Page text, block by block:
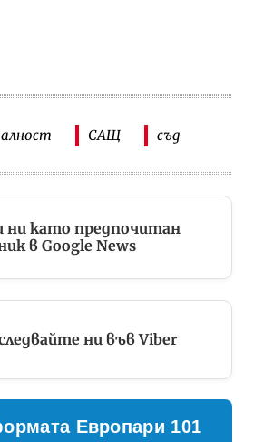
САЩ съд
ни като предпочитан
в Google News
ни във Viber
Европари 101